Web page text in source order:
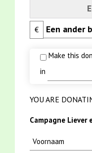
€
Make this
in
YOU ARE
Campagne